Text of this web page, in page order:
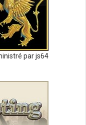
par js64